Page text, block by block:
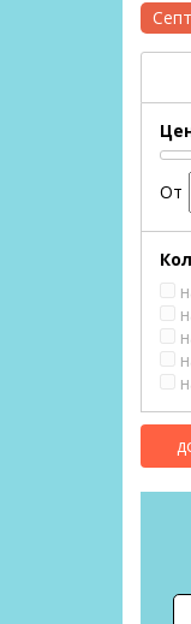
От